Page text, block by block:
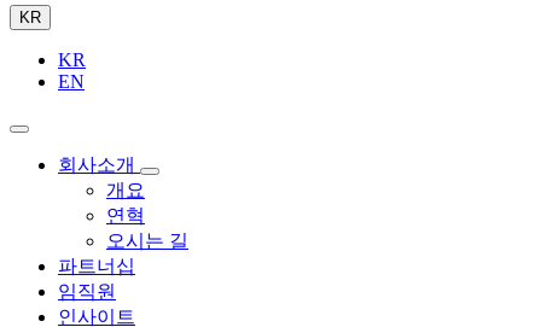
KR
KR
EN
회사소개
개요
연혁
오시는 길
파트너십
임직원
인사이트